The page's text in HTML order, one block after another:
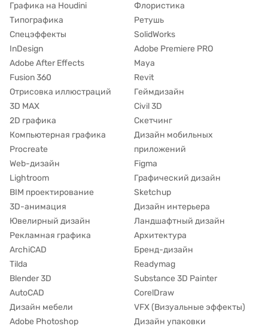
Графика на Houdini
Типографика
Спецэффекты
InDesign
Adobe After Effects
Fusion 360
Отрисовка иллюстраций
3D MAX
2D графика
Компьютерная графика
Procreate
Web-дизайн
Lightroom
BIM проектирование
3D-анимация
Ювелирный дизайн
Рекламная графика
ArchiCAD
Tilda
Blender 3D
AutoCAD
Дизайн мебели
Adobe Photoshop
Флористика
Ретушь
SolidWorks
Adobe Premiere PRO
Maya
Revit
Геймдизайн
Civil 3D
Скетчинг
Дизайн мобильных
приложений
Figma
Графический дизайн
Sketchup
Дизайн интерьера
Ландшафтный дизайн
Архитектура
Бренд-дизайн
Readymag
Substance 3D Painter
CorelDraw
VFX (Визуальные эффекты)
Дизайн упаковки